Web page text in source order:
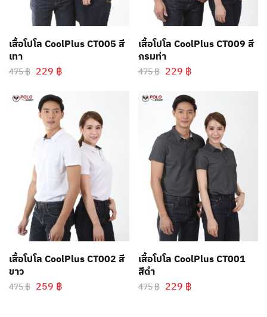
เสื้อโปโล CoolPlus CT005 สี
เทา
475฿ 229 ฿
เสื้อโปโล CoolPlus CT009 สี
กรมท่า
475฿ 229 ฿
เสื้อโปโล CoolPlus CT002 สี
ขาว
475฿ 259 ฿
เสื้อโปโล CoolPlus CT001
สีดำ
475฿ 229 ฿